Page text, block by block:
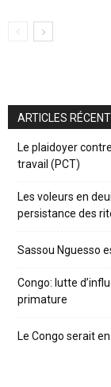
ARTICLES
Le plaidoyer
travail (PCT)
Les voleurs en
persistance des
Sassou Nguesso
Congo: lutte
primature
Le Congo serait